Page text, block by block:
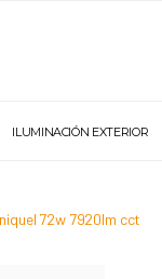
ILUMINACIÓN EXTERIOR
72w 7920lm cct